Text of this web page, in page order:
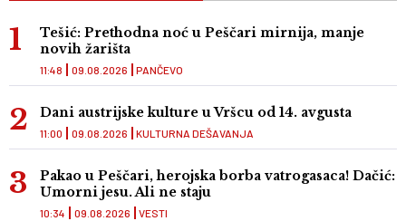
Tešić: Prethodna noć u Peščari mirnija, manje
novih žarišta
PANČEVO
11:48 09.08.2026
Dani austrijske kulture u Vršcu od 14. avgusta
KULTURNA DEŠAVANJA
11:00 09.08.2026
Pakao u Peščari, herojska borba vatrogasaca! Dačić:
Umorni jesu. Ali ne staju
VESTI
10:34 09.08.2026